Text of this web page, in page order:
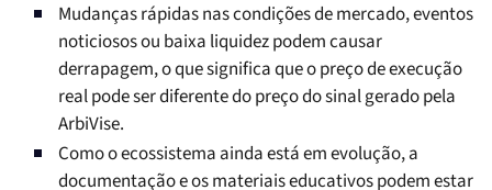
Mudanças rápidas nas condições de mercado, eventos
noticiosos ou baixa liquidez podem causar
derrapagem, o que significa que o preço de execução
real pode ser diferente do preço do sinal gerado pela
ArbiVise.
Como o ecossistema ainda está em evolução, a
documentação e os materiais educativos podem estar